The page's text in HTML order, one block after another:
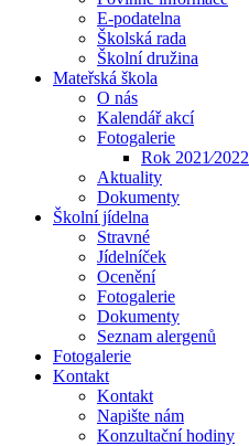
E-podatelna
Školská rada
Školní družina
Mateřská škola
O nás
Kalendář akcí
Fotogalerie
Rok 2021⁄2022
Aktuality
Dokumenty
Školní jídelna
Stravné
Jídelníček
Ocenění
Fotogalerie
Dokumenty
Seznam alergenů
Fotogalerie
Kontakt
Kontakt
Napište nám
Konzultační hodiny